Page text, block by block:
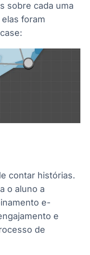
sobre cada uma
foram
contar histórias.
o aluno a
e-
e
de